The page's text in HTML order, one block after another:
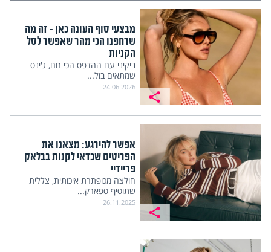
מבצעי סוף העונה כאן – זה מה
שדחפנו הכי מהר שאפשר לסל
הקניות
ביקיני עם ההדפס הכי חם, ג'ינס
שמתאים בול...
24.06.2026
אפשר להירגע: מצאנו את
הפריטים שכדאי לקנות בבלאק
פריידיי
חולצה מכופתרת איכותית, צללית
שתוסיף ספארק...
26.11.2025